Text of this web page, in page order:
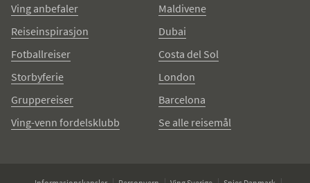
Ving anbefaler
Reiseinspirasjon
Fotballreiser
Storbyferie
Gruppereiser
Ving-venn fordelsklubb
Maldivene
Dubai
Costa del Sol
London
Barcelona
Se alle reisemål